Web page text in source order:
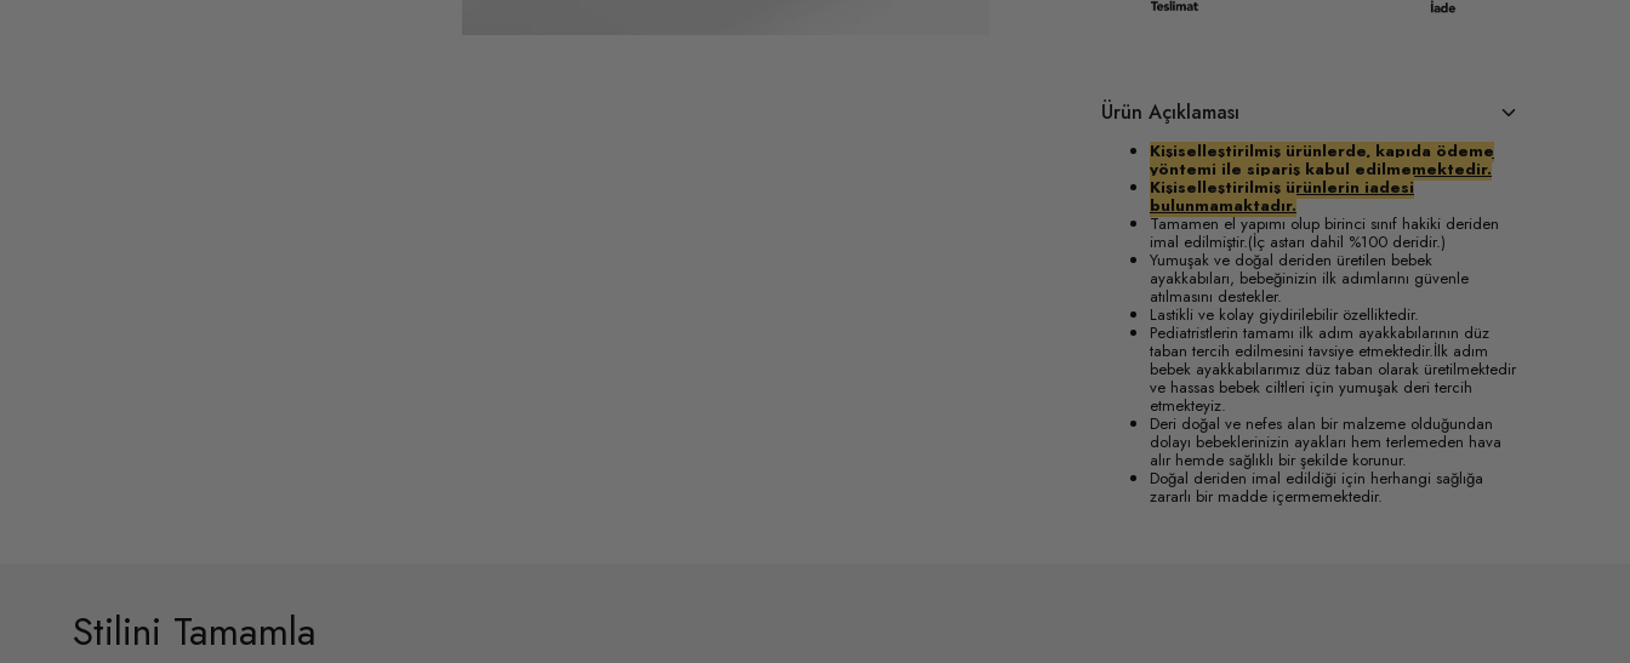
Ürün Açıklaması
Kişiselleştirilmiş ürünlerde, kapıda ödeme
yöntemi ile sipariş kabul edilmemektedir.
Kişiselleştirilmiş ürünlerin iadesi
bulunmamaktadır.
Tamamen el yapımı olup birinci sınıf hakiki deriden
imal edilmiştir.(İç astarı dahil %100 deridir.)
Yumuşak ve doğal deriden üretilen bebek
ayakkabıları, bebeğinizin ilk adımlarını güvenle
atılmasını destekler.
Lastikli ve kolay giydirilebilir özelliktedir.
Pediatristlerin tamamı ilk adım ayakkabılarının düz
taban tercih edilmesini tavsiye etmektedir.İlk adım
bebek ayakkabılarımız düz taban olarak üretilmektedir
ve hassas bebek ciltleri için yumuşak deri tercih
etmekteyiz.
Deri doğal ve nefes alan bir malzeme olduğundan
dolayı bebeklerinizin ayakları hem terlemeden hava
alır hemde sağlıklı bir şekilde korunur.
Doğal deriden imal edildiği için herhangi sağlığa
zararlı bir madde içermemektedir.
Stilini Tamamla